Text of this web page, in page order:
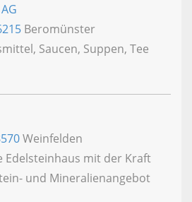
Beromünster
Saucen, Suppen, Tee
Weinfelden
Edelsteinhaus mit der Kraft
und Mineralienangebot